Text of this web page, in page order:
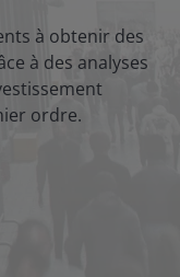
à obtenir des
à des analyses
ordre.